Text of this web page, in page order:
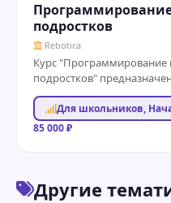
подростков
Rebotiсa
Курс "Программирование
подростков"
желающих освоить
увлекательной и
Для школьников,
85 000 ₽
Другие